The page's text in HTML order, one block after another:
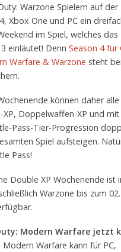
Warzone Spielern auf der
Xbox One und PC ein
im Spiel, welches das
einläutet! Denn Season 4 für
Warfare & Warzone steht
können daher alle
Doppelwaffen-XP und
Pass-Tier-Progression
Spiel aufsteigen.
Pass!
Double XP Wochenende ist
Warzone bis zum
Modern Warfare jetzt
Modern Warfare kann für PC,